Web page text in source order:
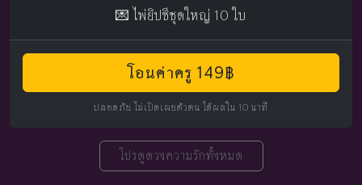
💌 ไพ่ยิปซีชุดใหญ่ 10 ใบ
โอนค่าครู 149฿
ปลอดภัย ไม่เปิดเผยตัวตน ได้ผลใน 10 นาที
โปรดูดวงความรักทั้งหมด